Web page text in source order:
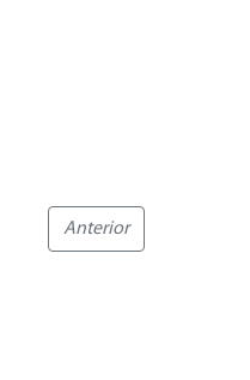
Anterior